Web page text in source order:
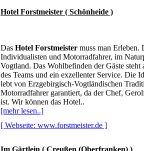
Hotel Forstmeister ( Schönheide )
Das Hotel Forstmeister muss man Erleben.
Individualisten und Motorradfahrer, im
Vogtland. Das Wohlbefinden der Gäste steht
des Teams und ein exzellenter Service. Die
lebt von Erzgebirgisch-Vogtländischen
Motorradfahrer garantiert, da der Chef,
ist. Wir können das Hotel..
[mehr lesen..]
[ Webseite: www.forstmeister.de ]
Im Gärtlein ( Creußen (Oberfranken) )